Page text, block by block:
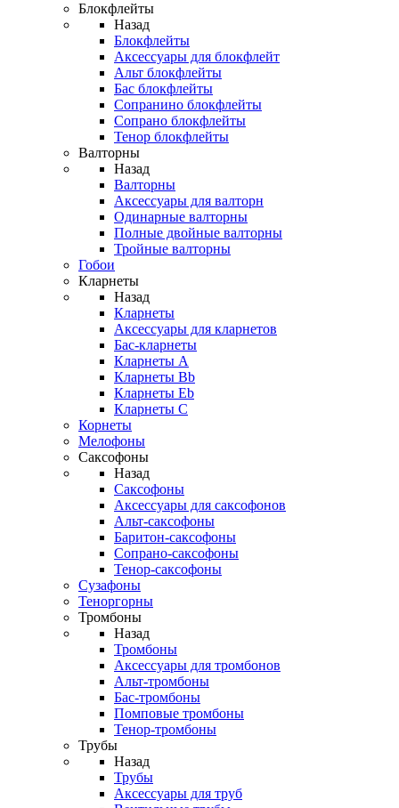
Блокфлейты
Назад
Блокфлейты
Аксессуары для блокфлейт
Альт блокфлейты
Бас блокфлейты
Сопранино блокфлейты
Сопрано блокфлейты
Тенор блокфлейты
Валторны
Назад
Валторны
Аксессуары для валторн
Одинарные валторны
Полные двойные валторны
Тройные валторны
Гобои
Кларнеты
Назад
Кларнеты
Аксессуары для кларнетов
Бас-кларнеты
Кларнеты A
Кларнеты Bb
Кларнеты Eb
Кларнеты С
Корнеты
Мелофоны
Саксофоны
Назад
Саксофоны
Аксессуары для саксофонов
Альт-саксофоны
Баритон-саксофоны
Сопрано-саксофоны
Тенор-саксофоны
Сузафоны
Теноргорны
Тромбоны
Назад
Тромбоны
Аксессуары для тромбонов
Альт-тромбоны
Бас-тромбоны
Помповые тромбоны
Тенор-тромбоны
Трубы
Назад
Трубы
Аксессуары для труб